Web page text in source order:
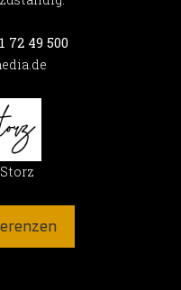
72 49 500